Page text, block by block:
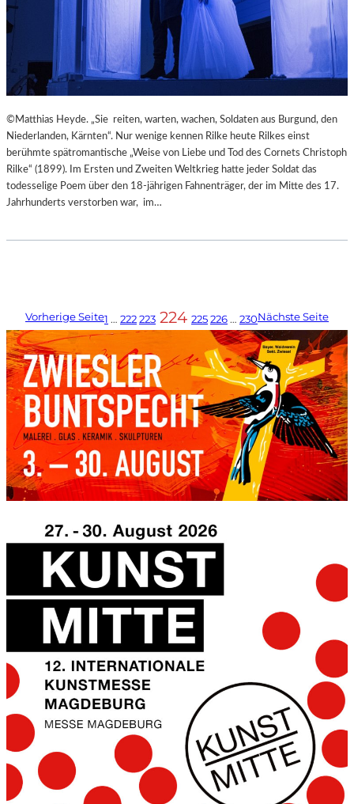
©Matthias Heyde. „Sie reiten, warten, wachen, Soldaten aus Burgund, den
Niederlanden, Kärnten“. Nur wenige kennen Rilke heute Rilkes einst
berühmte spätromantische „Weise von Liebe und Tod des Cornets Christoph
Rilke“ (1899). Im Ersten und Zweiten Weltkrieg hatte jeder Soldat das
todesselige Poem über den 18-jährigen Fahnenträger, der im Mitte des 17.
Jahrhunderts verstorben war, im…
Vorherige Seite1 … 222223 224 225226 … 230Nächste Seite